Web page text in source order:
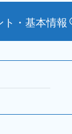
・基本情報